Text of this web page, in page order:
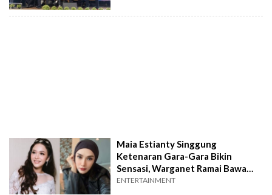
Maia Estianty Singgung
Ketenaran Gara-Gara Bikin
Sensasi, Warganet Ramai Bawa
Nama Mulan Jameela
ENTERTAINMENT